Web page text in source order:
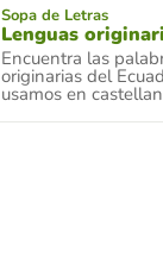
Sopa de Letras
Lenguas
Encuentra las
originarias del
usamos en